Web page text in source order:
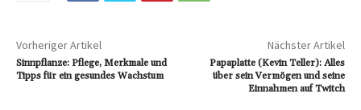
Vorheriger Artikel
Sinnpflanze: Pflege, Merkmale und
Tipps für ein gesundes Wachstum
Nächster Artikel
Papaplatte (Kevin Teller): Alles
über sein Vermögen und seine
Einnahmen auf Twitch